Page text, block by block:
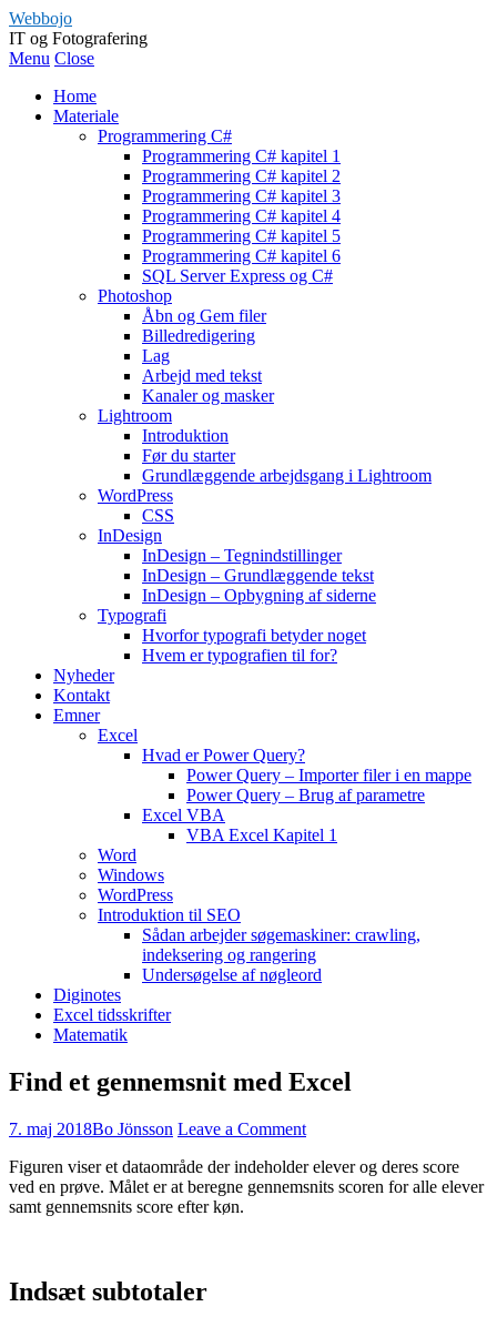
Webbojo
IT og Fotografering
Menu Close
Home
Materiale
Programmering C#
Programmering C# kapitel 1
Programmering C# kapitel 2
Programmering C# kapitel 3
Programmering C# kapitel 4
Programmering C# kapitel 5
Programmering C# kapitel 6
SQL Server Express og C#
Photoshop
Åbn og Gem filer
Billedredigering
Lag
Arbejd med tekst
Kanaler og masker
Lightroom
Introduktion
Før du starter
Grundlæggende arbejdsgang i Lightroom
WordPress
CSS
InDesign
InDesign – Tegnindstillinger
InDesign – Grundlæggende tekst
InDesign – Opbygning af siderne
Typografi
Hvorfor typografi betyder noget
Hvem er typografien til for?
Nyheder
Kontakt
Emner
Excel
Hvad er Power Query?
Power Query – Importer filer i en mappe
Power Query – Brug af parametre
Excel VBA
VBA Excel Kapitel 1
Word
Windows
WordPress
Introduktion til SEO
Sådan arbejder søgemaskiner: crawling,
indeksering og rangering
Undersøgelse af nøgleord
Diginotes
Excel tidsskrifter
Matematik
Find et gennemsnit med Excel
7. maj 2018Bo Jönsson Leave a Comment
Figuren viser et dataområde der indeholder elever og deres score
ved en prøve. Målet er at beregne gennemsnits scoren for alle elever
samt gennemsnits score efter køn.
Indsæt subtotaler